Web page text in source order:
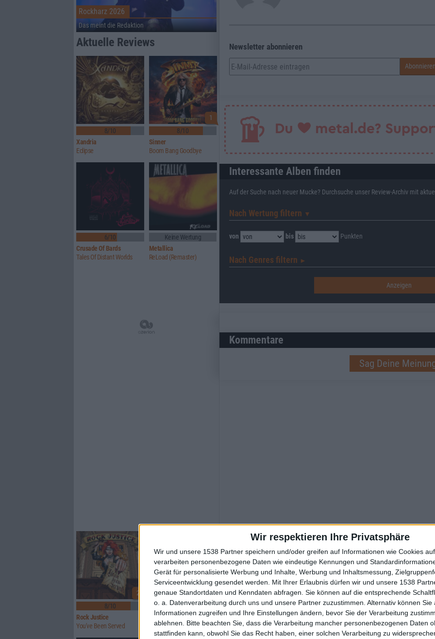
Wir respektieren Ihre Privatsphäre
Wir und unsere 1538 Partner speichern und/oder greifen auf Informationen wie Cookies
verarbeiten personenbezogene Daten wie eindeutige Kennungen und
Gerät für personalisierte Werbung und Inhalte, Werbung und Inhaltsmessung,
Serviceentwicklung gesendet werden.
Mit Ihrer Erlaubnis dürfen wir und unsere 1538
genaue Standortdaten und Kenndaten abfragen. Sie können auf die entsprechende
o. a. Datenverarbeitung durch uns und unsere Partner zuzustimmen. Alternativ können Sie
Informationen zugreifen und Ihre Einstellungen ändern, bevor Sie der Verarbeitung
ablehnen.
Bitte beachten Sie, dass die Verarbeitung mancher personenbezogenen Daten
stattfinden kann, obwohl Sie das Recht haben, einer solchen Verarbeitung zu
Newsletter abonnieren
Interessante Alben finden
Auf der Suche nach neuer Mucke? Durchsuche unser Review-Archiv mit
Nach Wertung filtern ▼︎
von bis Punkten
Nach Genres filtern ►︎
Kommentare
Sag Deine
Rockharz 2026
Das meint die Redaktion
Aktuelle Reviews
8/10
Xandria
Eclipse
1
8/10
Sinner
Boom Bang Goodbye
6/10
Crusade Of Bards
Tales Of Distant Worlds
Keine Wertung
Metallica
ReLoad (Remaster)
2
8/10
Rock Justice
You've Been Served
6/10
Finsterforst
Still